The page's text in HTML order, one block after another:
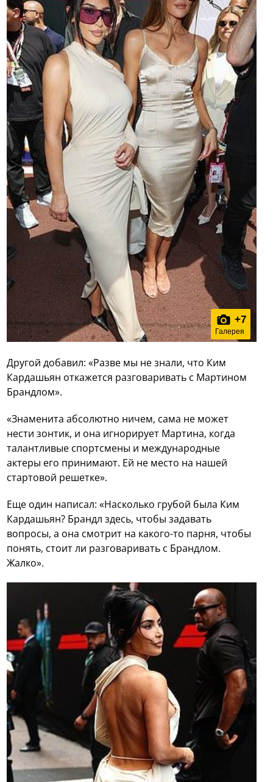
+7
Галерея
Другой добавил: «Разве мы не знали, что Ким
Кардашьян откажется разговаривать с Мартином
Брандлом».
«Знаменита абсолютно ничем, сама не может
нести зонтик, и она игнорирует Мартина, когда
талантливые спортсмены и международные
актеры его принимают. Ей не место на нашей
стартовой решетке».
Еще один написал: «Насколько грубой была Ким
Кардашьян? Брандл здесь, чтобы задавать
вопросы, а она смотрит на какого-то парня, чтобы
понять, стоит ли разговаривать с Брандлом.
Жалко».